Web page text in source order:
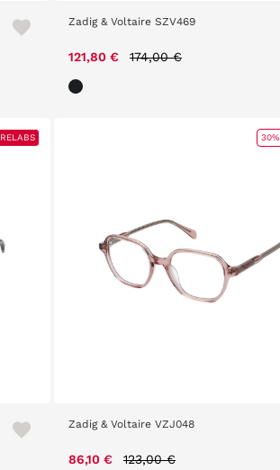
Zadig & Voltaire SZV469
121,80 € Price reduced from
174,00 €
RELABS
Zadig & Voltaire VZJ048
86,10 € Price reduced from
123,00 €
30%